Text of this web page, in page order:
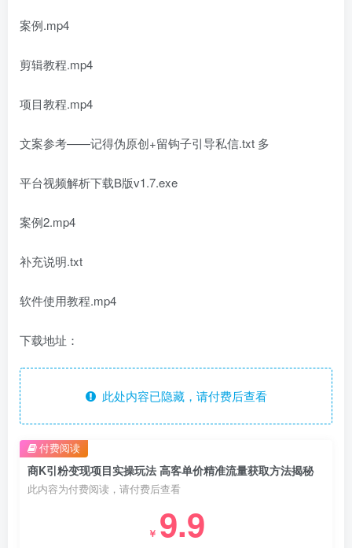
案例.mp4
剪辑教程.mp4
项目教程.mp4
文案参考——记得伪原创+留钩子引导私信.txt 多
平台视频解析下载B版v1.7.exe
案例2.mp4
补充说明.txt
软件使用教程.mp4
下载地址：
此处内容已隐藏，请付费后查看
商K引粉变现项目实操玩法 高客单价精准流量获取方法揭秘
此内容为付费阅读，请付费后查看
￥ 9.9
付费阅读